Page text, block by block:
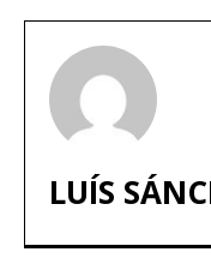
LUÍS